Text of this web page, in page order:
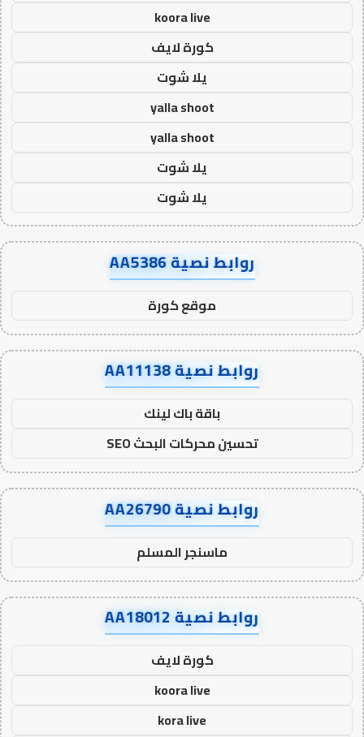
koora live
كورة لايف
يلا شوت
yalla shoot
yalla shoot
يلا شوت
يلا شوت
روابط نصية AA5386
موقع كورة
روابط نصية AA11138
باقة باك لينك
تحسين محركات البحث SEO
روابط نصية AA26790
ماسنجر المسلم
روابط نصية AA18012
كورة لايف
koora live
kora live